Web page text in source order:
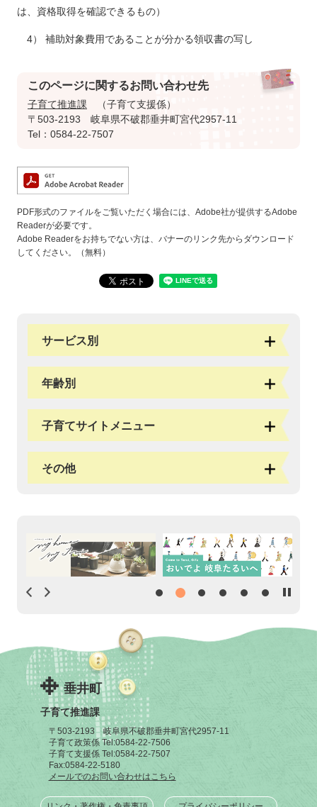
は、資格取得を確認できるもの）
4） 補助対象費用であることが分かる領収書の写し
このページに関するお問い合わせ先
子育て推進課
子育て支援係
〒503-2193
岐阜県不破郡垂井町宮代2957-11
Tel：0584-22-7507
PDF形式のファイルをご覧いただく場合には、Adobe社が提供するAdobe
Readerが必要です。
Adobe Readerをお持ちでない方は、バナーのリンク先からダウンロード
してください。（無料）
サービス別
年齢別
子育てサイトメニュー
その他
垂井町
子育て推進課
〒503-2193 岐阜県不破郡垂井町宮代2957-11
子育て政策係 Tel:0584-22-7506
子育て支援係 Tel:0584-22-7507
Fax:0584-22-5180
メールでのお問い合わせはこちら